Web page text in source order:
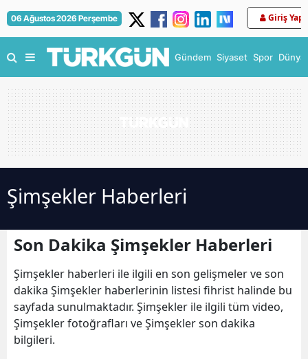
06 Ağustos 2026 Perşembe Giriş Yap
Gündem Siyaset Spor Dünya
Şimşekler Haberleri
Son Dakika Şimşekler Haberleri
Şimşekler haberleri ile ilgili en son gelişmeler ve son
dakika Şimşekler haberlerinin listesi fihrist halinde bu
sayfada sunulmaktadır. Şimşekler ile ilgili tüm video,
Şimşekler fotoğrafları ve Şimşekler son dakika
bilgileri.